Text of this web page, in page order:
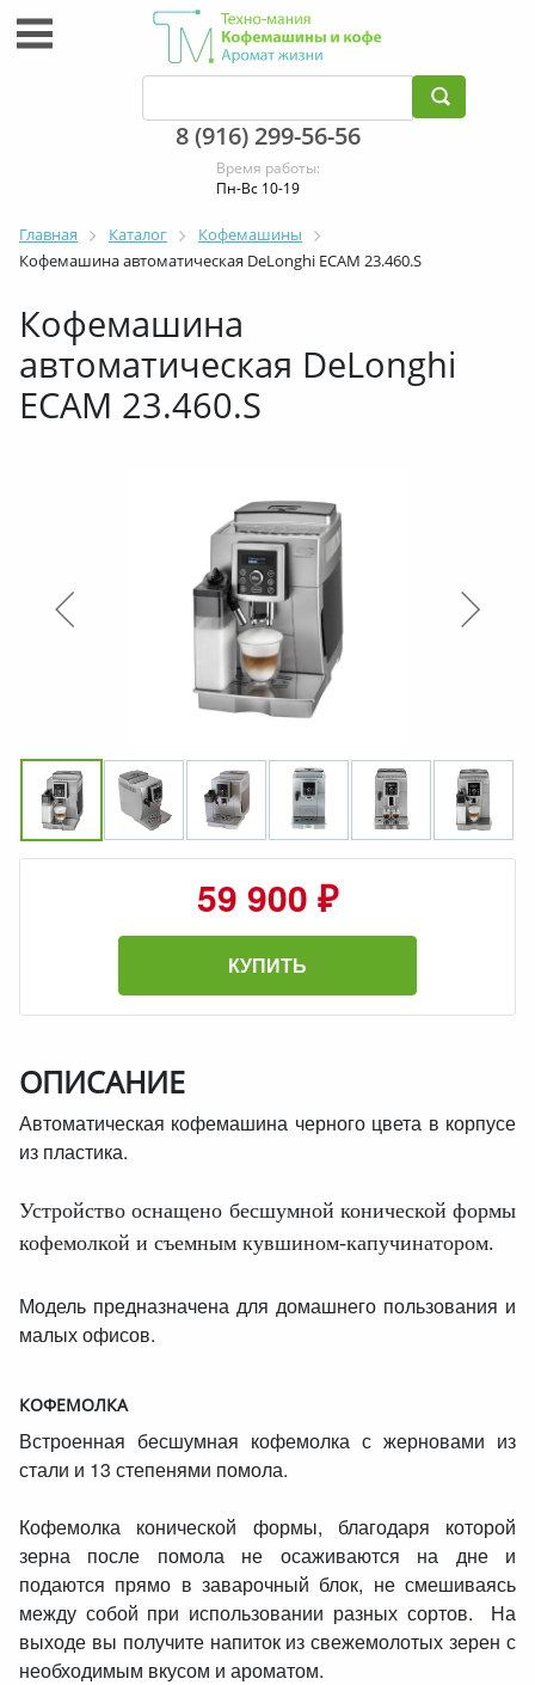
8 (916) 299-56-56
Время работы:
Пн-Вс 10-19
Главная Каталог
Кофемашины
Кофемашина автоматическая DeLonghi ECAM 23.460.S
Кофемашина
автоматическая DeLonghi
ECAM 23.460.S
59 900 ₽
КУПИТЬ
ОПИСАНИЕ
Автоматическая кофемашина черного цвета в корпусе
из пластика.
Устройство оснащено бесшумной конической формы
кофемолкой и съемным кувшином-капучинатором.
Модель предназначена для домашнего пользования и
малых офисов.
КОФЕМОЛКА
Встроенная бесшумная кофемолка с жерновами из
стали и 13 степенями помола.
Кофемолка конической формы, благодаря которой
зерна после помола не осаживаются на дне и
подаются прямо в заварочный блок, не смешиваясь
между собой при использовании разных сортов. На
выходе вы получите напиток из свежемолотых зерен с
необходимым вкусом и ароматом.